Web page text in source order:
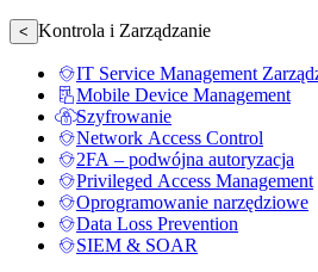
< Kontrola i Zarządzanie
IT Service Management
Mobile Device Management
Szyfrowanie
Network Access Control
2FA – podwójna autoryzacja
Privileged Access Management
Oprogramowanie narzędziowe
Data Loss Prevention
SIEM & SOAR